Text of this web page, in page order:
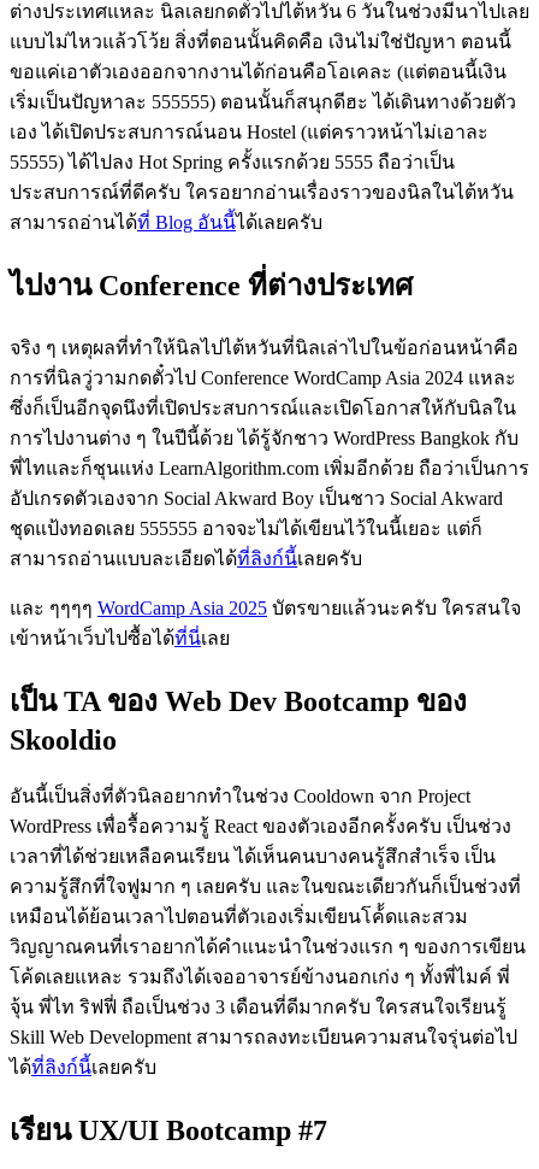
ต่างประเทศแหละ นิลเลยกดตั๋วไปไต้หวัน 6 วันในช่วงมีนาไปเลย
แบบไม่ไหวแล้วโว้ย สิ่งที่ตอนนั้นคิดคือ เงินไม่ใช่ปัญหา ตอนนี้
ขอแค่เอาตัวเองออกจากงานได้ก่อนคือโอเคละ (แต่ตอนนี้เงิน
เริ่มเป็นปัญหาละ 555555) ตอนนั้นก็สนุกดีฮะ ได้เดินทางด้วยตัว
เอง ได้เปิดประสบการณ์นอน Hostel (แต่คราวหน้าไม่เอาละ
55555) ได้ไปลง Hot Spring ครั้งแรกด้วย 5555 ถือว่าเป็น
ประสบการณ์ที่ดีครับ ใครอยากอ่านเรื่องราวของนิลในไต้หวัน
สามารถอ่านได้ที่ Blog อันนี้ได้เลยครับ
ไปงาน Conference ที่ต่างประเทศ
จริง ๆ เหตุผลที่ทำให้นิลไปไต้หวันที่นิลเล่าไปในข้อก่อนหน้าคือ
การที่นิลวู่วามกดตั๋วไป Conference WordCamp Asia 2024 แหละ
ซึ่งก็เป็นอีกจุดนึงที่เปิดประสบการณ์และเปิดโอกาสให้กับนิลใน
การไปงานต่าง ๆ ในปีนี้ด้วย ได้รู้จักชาว WordPress Bangkok กับ
พี่ไทและก็ชุนแห่ง LearnAlgorithm.com เพิ่มอีกด้วย ถือว่าเป็นการ
อัปเกรดตัวเองจาก Social Akward Boy เป็นชาว Social Akward
ชุดแป้งทอดเลย 555555 อาจจะไม่ได้เขียนไว้ในนี้เยอะ แต่ก็
สามารถอ่านแบบละเอียดได้ที่ลิงก์นี้เลยครับ
และ ๆๆๆๆ WordCamp Asia 2025 บัตรขายแล้วนะครับ ใครสนใจ
เข้าหน้าเว็บไปซื้อได้ที่นี่เลย
เป็น TA ของ Web Dev Bootcamp ของ
Skooldio
อันนี้เป็นสิ่งที่ตัวนิลอยากทำในช่วง Cooldown จาก Project
WordPress เพื่อรื้อความรู้ React ของตัวเองอีกครั้งครับ เป็นช่วง
เวลาที่ได้ช่วยเหลือคนเรียน ได้เห็นคนบางคนรู้สึกสำเร็จ เป็น
ความรู้สึกที่ใจฟูมาก ๆ เลยครับ และในขณะเดียวกันก็เป็นช่วงที่
เหมือนได้ย้อนเวลาไปตอนที่ตัวเองเริ่มเขียนโค้้ดและสวม
วิญญาณคนที่เราอยากได้คำแนะนำในช่วงแรก ๆ ของการเขียน
โค้ดเลยแหละ รวมถึงได้เจออาจารย์ข้างนอกเก่ง ๆ ทั้งพี่ไมค์ พี่
จุ้น พี่ไท ริฟฟี่ ถือเป็นช่วง 3 เดือนที่ดีมากครับ ใครสนใจเรียนรู้
Skill Web Development สามารถลงทะเบียนความสนใจรุ่นต่อไป
ได้ที่ลิงก์นี้เลยครับ
เรียน UX/UI Bootcamp #7